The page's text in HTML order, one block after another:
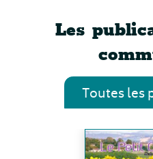
Les
Toutes les